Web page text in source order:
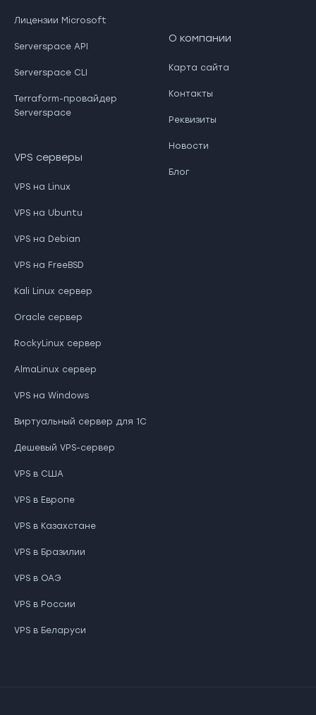
Лицензии Microsoft
Serverspace API
Serverspace CLI
Terraform-провайдер
Serverspace
VPS серверы
VPS на Linux
VPS на Ubuntu
VPS на Debian
VPS на FreeBSD
Kali Linux сервер
Oracle сервер
RockyLinux сервер
AlmaLinux сервер
VPS на Windows
Виртуальный сервер для 1С
Дешевый VPS-сервер
VPS в США
VPS в Европе
VPS в Казахстане
VPS в Бразилии
VPS в ОАЭ
VPS в России
VPS в Беларуси
О компании
Карта сайта
Контакты
Реквизиты
Новости
Блог